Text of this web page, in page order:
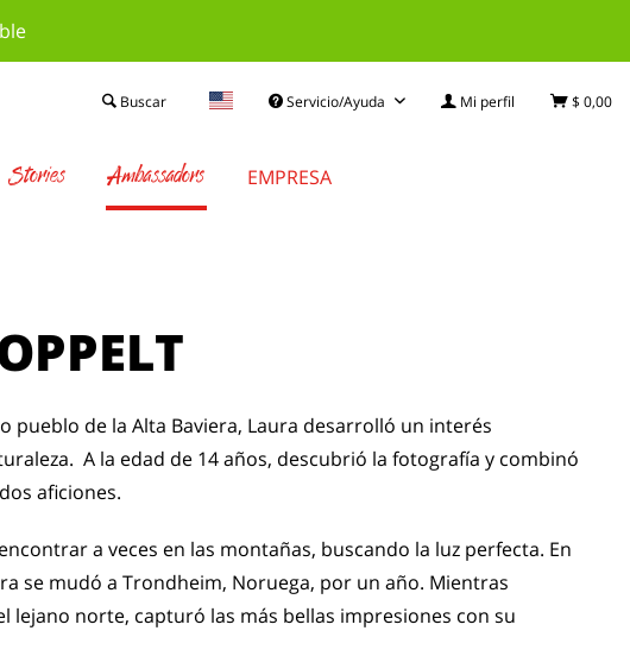
Servicio/Ayuda Mi perfil $ 0,00
Buscar
Stories Ambassadors EMPRESA
pueblo de la Alta Baviera, Laura desarrolló un interés
A la edad de 14 años, descubrió la fotografía y combinó
aficiones.
a veces en las montañas, buscando la luz perfecta. En
se mudó a Trondheim, Noruega, por un año. Mientras
lejano norte, capturó las más bellas impresiones con su